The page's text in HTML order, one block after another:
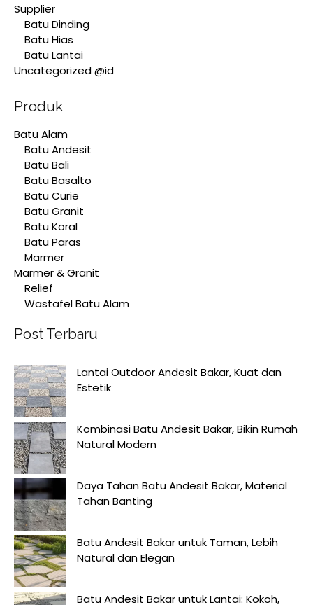
Supplier
Batu Dinding
Batu Hias
Batu Lantai
Uncategorized @id
Produk
Batu Alam
Batu Andesit
Batu Bali
Batu Basalto
Batu Curie
Batu Granit
Batu Koral
Batu Paras
Marmer
Marmer & Granit
Relief
Wastafel Batu Alam
Post Terbaru
Lantai Outdoor Andesit Bakar, Kuat dan
Estetik
Kombinasi Batu Andesit Bakar, Bikin Rumah
Natural Modern
Daya Tahan Batu Andesit Bakar, Material
Tahan Banting
Batu Andesit Bakar untuk Taman, Lebih
Natural dan Elegan
Batu Andesit Bakar untuk Lantai: Kokoh,